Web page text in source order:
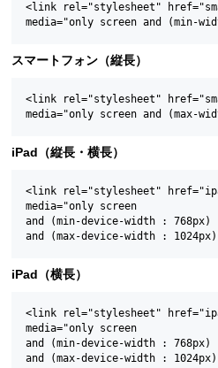
<link rel="stylesheet"
スマートフォン（縦長）
<link rel="stylesheet"
iPad（縦長・横長）
<link rel="stylesheet"
media="only screen
and (min-device-width : 768px)
iPad（横長）
<link rel="stylesheet"
media="only screen
and (min-device-width : 768px)
and (max-device-width : 1024px)